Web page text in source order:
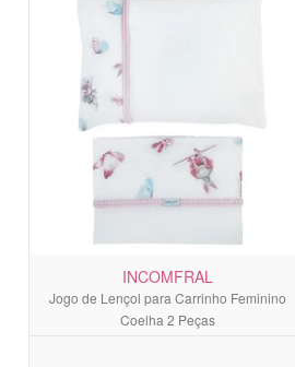
INCOMFRAL
Jogo de Lençol para Carrinho Feminino
Coelha 2 Peças